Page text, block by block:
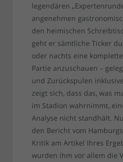
legendären
angenehmen
den heimischen
geht er sämtliche Ticker
oder nachts eine
Partie anzuschauen –
und Zurückspulen
zeigt sich, dass das, was
im Stadion wahrnimmt,
Analyse nicht standhält.
den Bericht vom
Kritik am Artikel Ihres
wurden ihm vor allem die